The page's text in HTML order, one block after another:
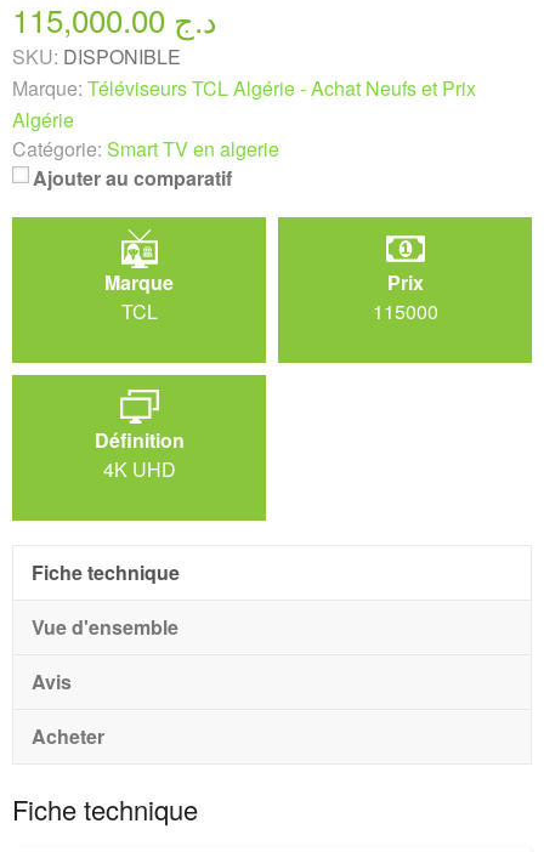
115,000.00 د.ج
SKU: DISPONIBLE
Marque: Téléviseurs TCL Algérie - Achat Neufs et Prix
Algérie
Catégorie: Smart TV en algerie
Ajouter au comparatif
Marque
TCL
Prix
115000
Définition
4K UHD
Fiche technique
Vue d'ensemble
Avis
Acheter
Fiche technique